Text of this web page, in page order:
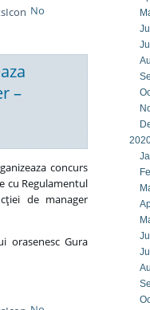
No
–
concurs
cu Regulamentul
de manager
orasenesc Gura